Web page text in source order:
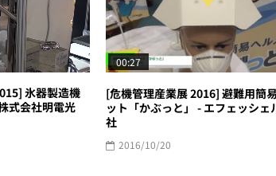
氷器製造機
式会社明電光
00:27
[危機管理産業展 2016] 避難用簡
ット「かぶっと」 - エフェッシェ
社
2016/10/20